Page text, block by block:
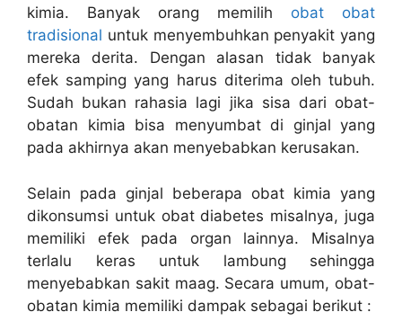
kimia. Banyak orang memilih obat obat
tradisional untuk menyembuhkan penyakit yang
mereka derita. Dengan alasan tidak banyak
efek samping yang harus diterima oleh tubuh.
Sudah bukan rahasia lagi jika sisa dari obat-
obatan kimia bisa menyumbat di ginjal yang
pada akhirnya akan menyebabkan kerusakan.
Selain pada ginjal beberapa obat kimia yang
dikonsumsi untuk obat diabetes misalnya, juga
memiliki efek pada organ lainnya. Misalnya
terlalu keras untuk lambung sehingga
menyebabkan sakit maag. Secara umum, obat-
obatan kimia memiliki dampak sebagai berikut :